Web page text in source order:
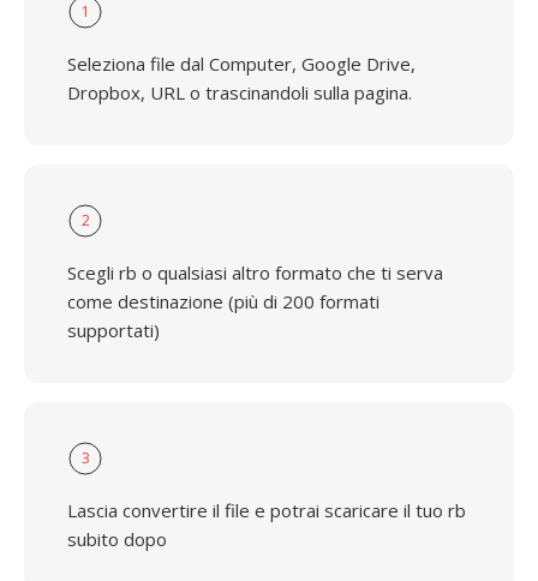
1
Seleziona file dal Computer, Google Drive,
Dropbox, URL o trascinandoli sulla pagina.
2
Scegli rb o qualsiasi altro formato che ti serva
come destinazione (più di 200 formati
supportati)
3
Lascia convertire il file e potrai scaricare il tuo rb
subito dopo